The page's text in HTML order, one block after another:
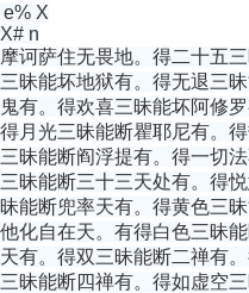
X
n
诃萨住无畏地。得二十五
昧能坏地狱有。得无退三
有。得欢喜三昧能坏阿修
月光三昧能断瞿耶尼有。
昧能断阎浮提有。得一切
昧能断三十三天处有。得
能断兜率天有。得黄色三
化自在天。有得白色三昧
有。得双三昧能断二禅有
昧能断四禅有。得如虚空